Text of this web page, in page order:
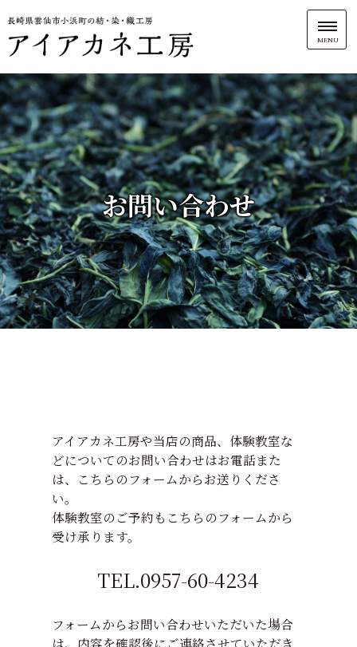
MENU
お問い合わせ
アイアカネ工房や当店の商品、体験教室な
どについてのお問い合わせはお電話また
は、こちらのフォームからお送りくださ
い。
体験教室のご予約もこちらのフォームから
受け承ります。
TEL.0957-60-4234
フォームからお問い合わせいただいた場合
は、内容を確認後にご連絡させていただき